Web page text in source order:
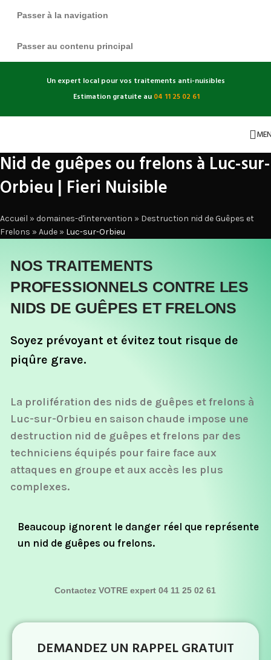
Passer à la navigation
Passer au contenu principal
Un expert local pour vos traitements anti-nuisibles
Estimation gratuite au 04 11 25 02 61
Nid de guêpes ou frelons à Luc-sur-
Orbieu | Fieri Nuisible
Accueil » domaines-d'intervention » Destruction nid de Guêpes et
Frelons » Aude » Luc-sur-Orbieu
NOS TRAITEMENTS
PROFESSIONNELS CONTRE LES
NIDS DE GUÊPES ET FRELONS
Soyez prévoyant et évitez tout risque de
piqûre grave.
La prolifération des nids de guêpes et frelons à
Luc-sur-Orbieu en saison chaude impose une
destruction nid de guêpes et frelons par des
techniciens équipés pour faire face aux
attaques en groupe et aux accès les plus
complexes.
Beaucoup ignorent le danger réel que représente
un nid de guêpes ou frelons.
Contactez VOTRE expert 04 11 25 02 61
DEMANDEZ UN RAPPEL GRATUIT